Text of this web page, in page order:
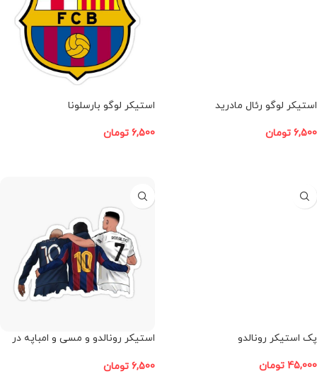
استیکر لوگو رئال مادرید
6,500 تومان
استیکر لوگو بارسلونا
6,500 تومان
پک استیکر رونالدو
45,000 تومان
استیکر رونالدو و مسی و امباپه در
6,500 تومان